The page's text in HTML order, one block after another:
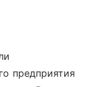
предприятия